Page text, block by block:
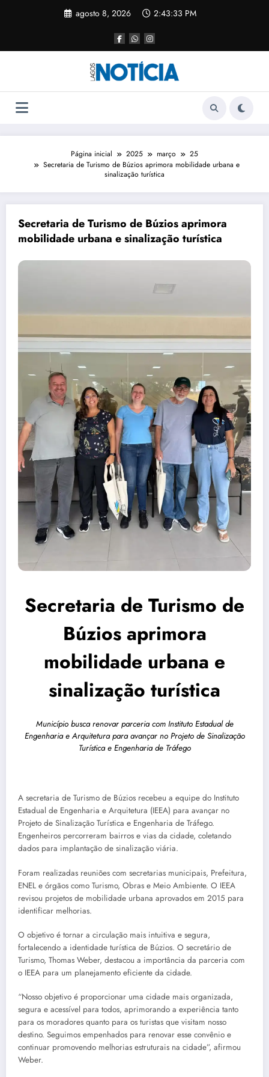
agosto 8, 2026 2:43:33 PM
Página inicial 2025 março
25
Secretaria de Turismo de Búzios aprimora mobilidade urbana e
sinalização turística
Secretaria de Turismo de Búzios aprimora
mobilidade urbana e sinalização turística
Secretaria de Turismo de
Búzios aprimora
mobilidade urbana e
sinalização turística
Município busca renovar parceria com Instituto Estadual de
Engenharia e Arquitetura para avançar no Projeto de Sinalização
Turística e Engenharia de Tráfego
A secretaria de Turismo de Búzios recebeu a equipe do Instituto
Estadual de Engenharia e Arquitetura (IEEA) para avançar no
Projeto de Sinalização Turística e Engenharia de Tráfego.
Engenheiros percorreram bairros e vias da cidade, coletando
dados para implantação de sinalização viária.
Foram realizadas reuniões com secretarias municipais, Prefeitura,
ENEL e órgãos como Turismo, Obras e Meio Ambiente. O IEEA
revisou projetos de mobilidade urbana aprovados em 2015 para
identificar melhorias.
O objetivo é tornar a circulação mais intuitiva e segura,
fortalecendo a identidade turística de Búzios. O secretário de
Turismo, Thomas Weber, destacou a importância da parceria com
o IEEA para um planejamento eficiente da cidade.
“Nosso objetivo é proporcionar uma cidade mais organizada,
segura e acessível para todos, aprimorando a experiência tanto
para os moradores quanto para os turistas que visitam nosso
destino. Seguimos empenhados para renovar esse convênio e
continuar promovendo melhorias estruturais na cidade”, afirmou
Weber.